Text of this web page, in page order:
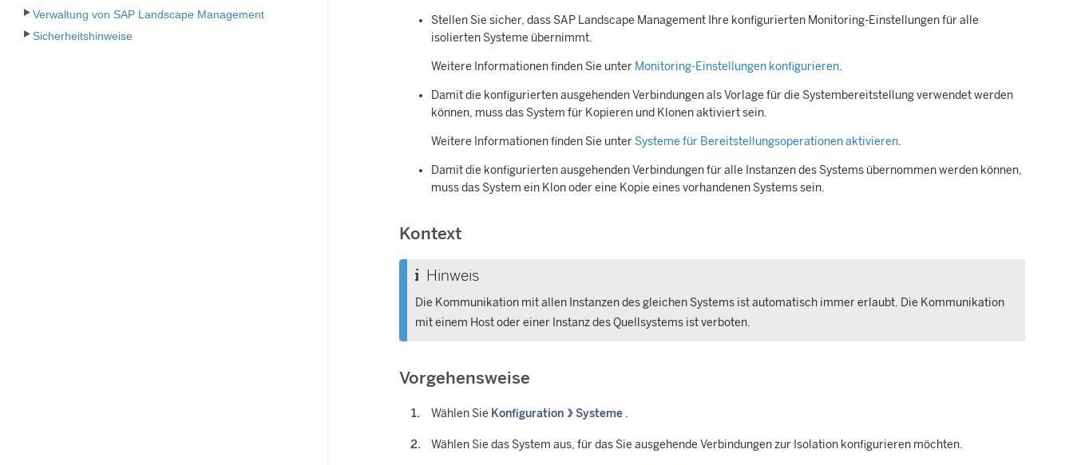
Verwaltung von SAP Landscape Management
Sicherheitshinweise
Stellen Sie sicher, dass SAP Landscape Management Ihre konfigurierten Monitoring-Einstellungen für alle
isolierten Systeme übernimmt.
Weitere Informationen finden Sie unter Monitoring-Einstellungen konfigurieren.
Damit die konfigurierten ausgehenden Verbindungen als Vorlage für die Systembereitstellung verwendet werden
können, muss das System für Kopieren und Klonen aktiviert sein.
Weitere Informationen finden Sie unter Systeme für Bereitstellungsoperationen aktivieren.
Damit die konfigurierten ausgehenden Verbindungen für alle Instanzen des Systems übernommen werden können,
muss das System ein Klon oder eine Kopie eines vorhandenen Systems sein.
Kontext
Hinweis
Die Kommunikation mit allen Instanzen des gleichen Systems ist automatisch immer erlaubt. Die Kommunikation
mit einem Host oder einer Instanz des Quellsystems ist verboten.
Vorgehensweise
Wählen Sie Konfiguration Systeme .
Wählen Sie das System aus, für das Sie ausgehende Verbindungen zur Isolation konfigurieren möchten.